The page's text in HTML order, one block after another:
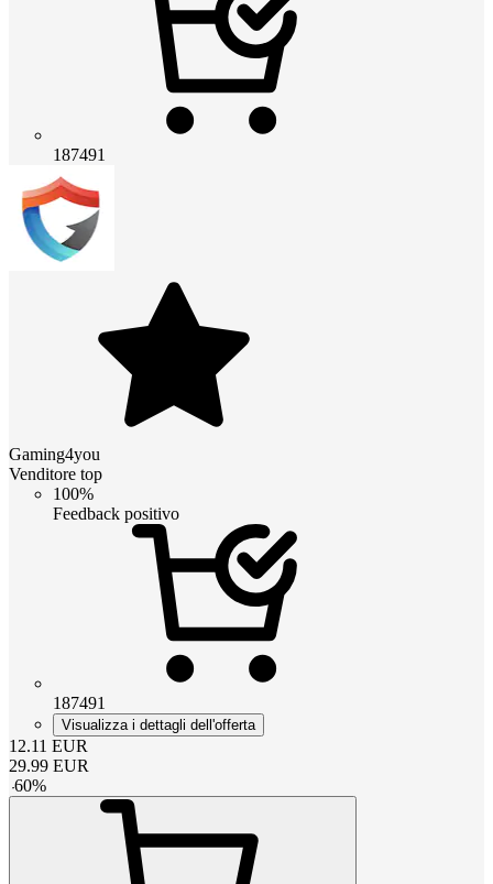
187491
Gaming4you
Venditore top
100%
Feedback positivo
187491
Visualizza i dettagli dell'offerta
12.11 EUR
29.99 EUR
-60%